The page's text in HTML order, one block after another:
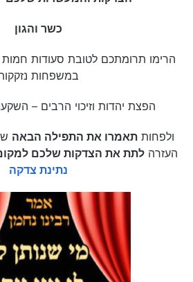
כשר והגון
הרימו תרומתכם לטובת סעודות חמות
במשפחות
הפצת יהדות וזיכוי הרבים –
ולפחותתאמרו את התפילה הבאה
העזרהלתת את הצדקות שלכם
נתינת צדקה